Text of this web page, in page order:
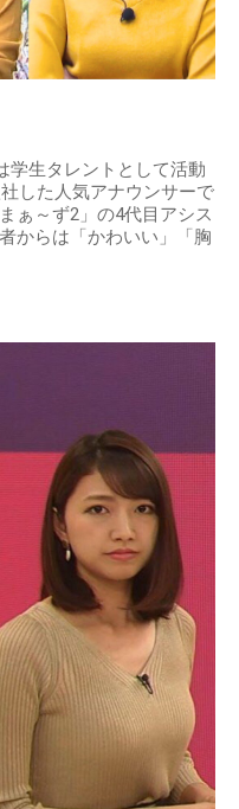
学生タレントとして活動
した人気アナウンサーで
ぁ～ず2」の4代目アシス
からは「かわいい」「胸